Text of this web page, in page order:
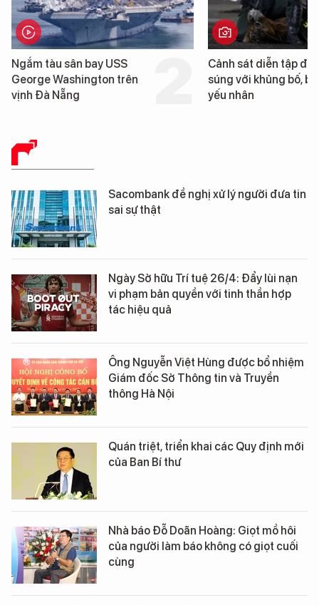
bay USS
trên
Cảnh sát diễn tập đấu
súng với khủng bố, bảo vệ
BÁO CHÍ SỐ
Sacombank đề nghị xử lý người đưa tin
sai sự thật
Ngày Sở hữu Trí tuệ 26/4: Đẩy lùi nạn
vi phạm bản quyền với tinh thần hợp
tác hiệu quả
Ông Nguyễn Việt Hùng được bổ nhiệm
Giám đốc Sở Thông tin và Truyền
thông Hà Nội
Quán triệt, triển khai các Quy định mới
của Ban Bí thư
Nhà báo Đỗ Doãn Hoàng: Giọt mồ hôi
của người làm báo không có giọt cuối
cùng